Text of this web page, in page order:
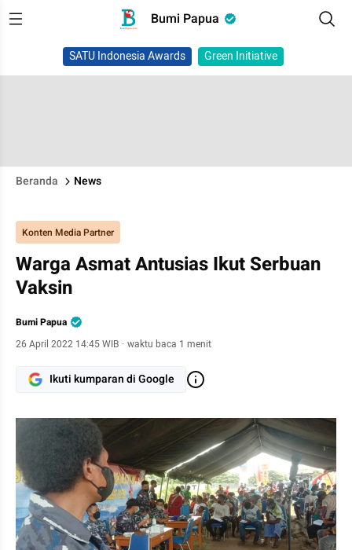
Bumi Papua
SATU Indonesia Awards Green Initiative
Beranda News
Konten Media Partner
Warga Asmat Antusias Ikut Serbuan
Vaksin
Bumi Papua
26 April 2022 14:45 WIB · waktu baca 1 menit
Ikuti kumparan di Google